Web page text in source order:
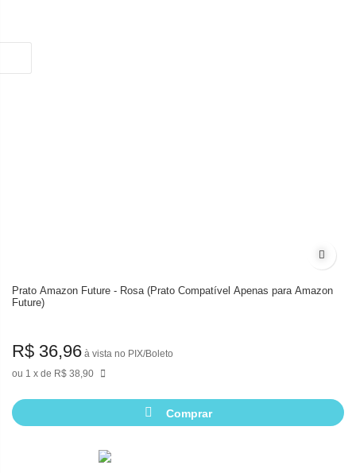
Prato Amazon Future - Rosa (Prato Compatível Apenas para Amazon
Future)
1 de R$ 38,90
R$ 36,96 à vista no PIX/Boleto
Comprar